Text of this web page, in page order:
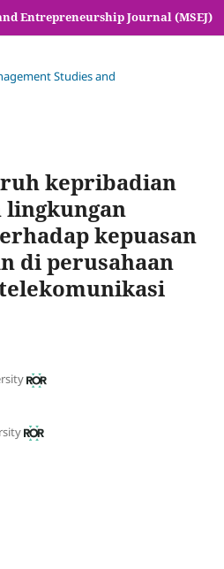
Entrepreneurship Journal (MSEJ)
Studies and
kepribadian
kepuasan
di perusahaan